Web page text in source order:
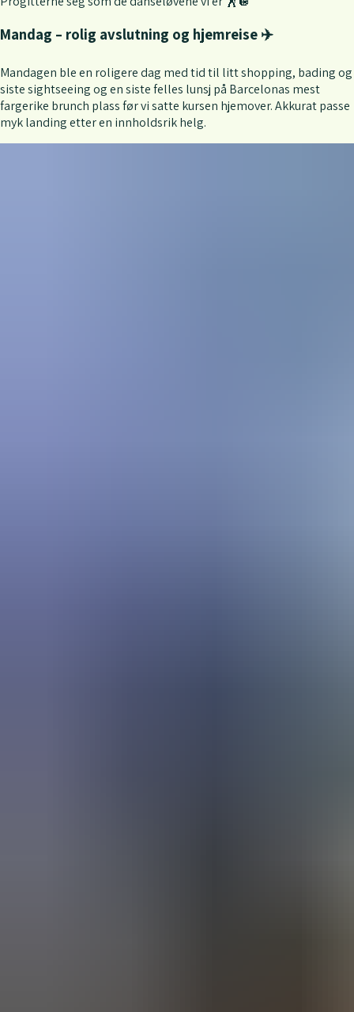
Mandag – rolig avslutning og hjemreise ✈️
Mandagen ble en roligere dag med tid til litt shopping, bading og
siste sightseeing og en siste felles lunsj på Barcelonas mest
fargerike brunch plass før vi satte kursen hjemover. Akkurat passe
myk landing etter en innholdsrik helg.